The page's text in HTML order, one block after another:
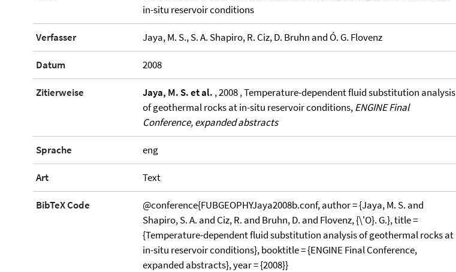
in-situ reservoir conditions
Verfasser Jaya, M. S., S. A. Shapiro, R. Ciz, D. Bruhn and Ó. G. Flovenz
Datum 2008
Zitierweise Jaya, M. S. et al. , 2008 , Temperature-dependent fluid substitution analysis
of geothermal rocks at in-situ reservoir conditions,ENGINE Final
Conference, expanded abstracts
Sprache eng
Art Text
BibTeX Code
@conference{FUBGEOPHYJaya2008b.conf, author = {Jaya, M. S. and
Shapiro, S. A. and Ciz, R. and Bruhn, D. and Flovenz, {\'O}. G.}, title =
{Temperature-dependent fluid substitution analysis of geothermal rocks at
in-situ reservoir conditions}, booktitle = {ENGINE Final Conference,
expanded abstracts}, year = {2008}}